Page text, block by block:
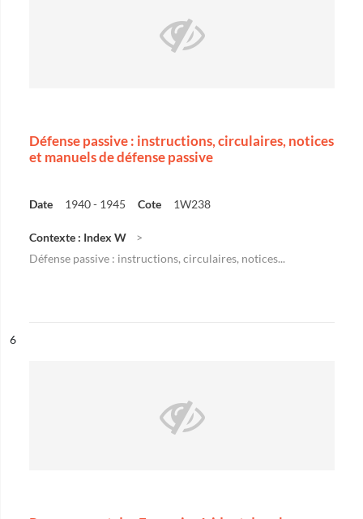
Défense passive : instructions, circulaires, notices
et manuels de défense passive
Date 1940 - 1945 Cote 1W238
Contexte : Index W
Défense passive : instructions, circulaires, notices...
n°
6